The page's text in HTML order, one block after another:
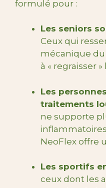
formulé pour :
Les seniors
Ceux qui
mécanique
à « regraisser
Les
traitements
ne supporte
NeoFlex offre
Les sportifs
ceux dont les